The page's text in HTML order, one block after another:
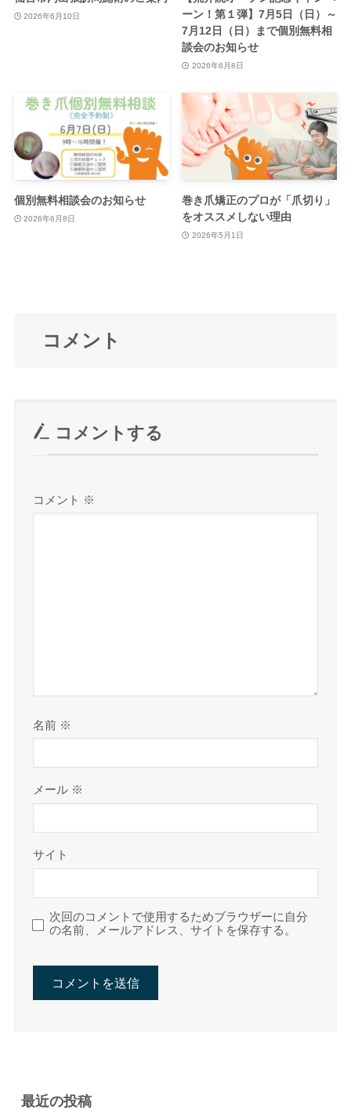
2026年6月10日
ーン！第１弾】7月5日（日）～
7月12日（日）まで個別無料相
談会のお知らせ
2026年6月8日
個別無料相談会のお知らせ
2026年6月8日
巻き爪矯正のプロが「爪切り」
をオススメしない理由
2026年5月1日
コメント
コメントする
コメント ※
名前 ※
メール ※
サイト
次回のコメントで使用するためブラウザーに自分
の名前、メールアドレス、サイトを保存する。
最近の投稿